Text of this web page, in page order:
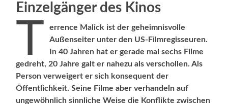
Einzelgänger des Kinos
T
errence Malick ist der geheimnisvolle
Außenseiter unter den US-Filmregisseuren.
In 40 Jahren hat er gerade mal sechs Filme
gedreht, 20 Jahre galt er nahezu als verschollen. Als
Person verweigert er sich konsequent der
Öffentlichkeit. Seine Filme aber verhandeln auf
ungewöhnlich sinnliche Weise die Konflikte zwischen